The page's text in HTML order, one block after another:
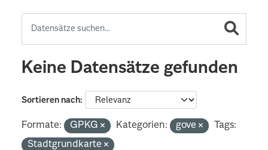
Keine Datensätze gefunden
Sortieren nach
Formate: GPKG Kategorien: gove
Tags:
Stadtgrundkarte